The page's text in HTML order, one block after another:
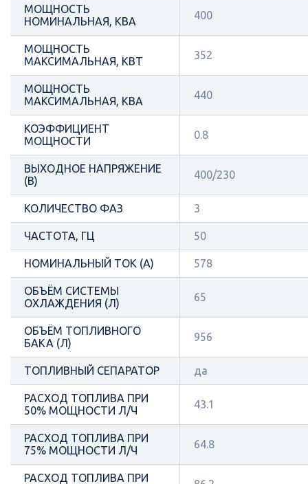
МОЩНОСТЬ
НОМИНАЛЬНАЯ, КВА
400
МОЩНОСТЬ
МАКСИМАЛЬНАЯ, КВТ
352
МОЩНОСТЬ
МАКСИМАЛЬНАЯ, КВА
440
КОЭФФИЦИЕНТ
МОЩНОСТИ
0.8
ВЫХОДНОЕ НАПРЯЖЕНИЕ
(В)
400/230
КОЛИЧЕСТВО ФАЗ 3
ЧАСТОТА, ГЦ 50
НОМИНАЛЬНЫЙ ТОК (А) 578
ОБЪЁМ СИСТЕМЫ
ОХЛАЖДЕНИЯ (Л)
65
ОБЪЁМ ТОПЛИВНОГО
БАКА (Л)
956
ТОПЛИВНЫЙ СЕПАРАТОР да
РАСХОД ТОПЛИВА ПРИ
50% МОЩНОСТИ Л/Ч
43.1
РАСХОД ТОПЛИВА ПРИ
75% МОЩНОСТИ Л/Ч
64.8
РАСХОД ТОПЛИВА ПРИ